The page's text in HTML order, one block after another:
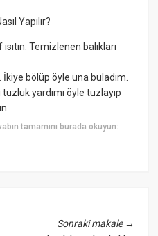
Yapılır?
Temizlenen balıkları
bölüp öyle una buladım.
tuzluk yardımı öyle tuzlayıp
tamamını burada okuyun:
Sonraki makale→